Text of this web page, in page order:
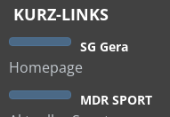
KURZ-LINKS
SG Gera
Homepage
MDR SPORT